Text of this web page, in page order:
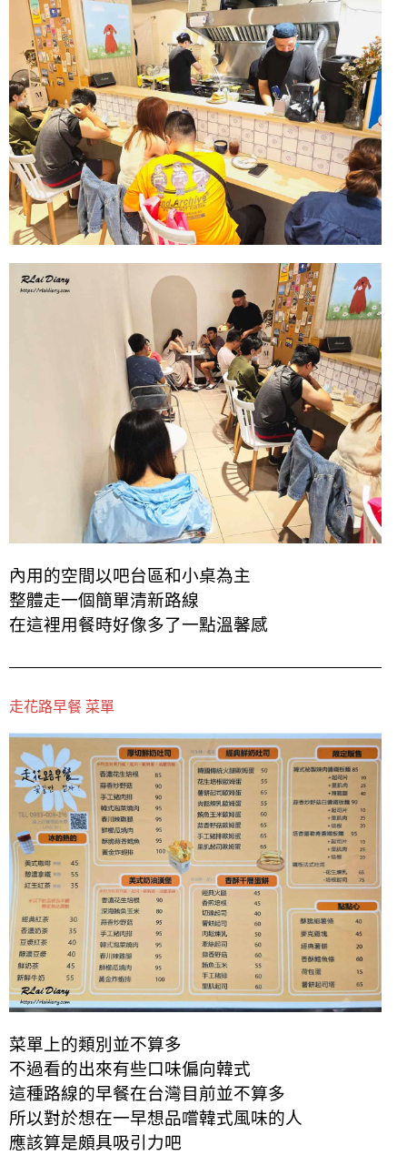
內用的空間以吧台區和小桌為主
整體走一個簡單清新路線
在這裡用餐時好像多了一點溫馨感
走花路早餐 菜單
菜單上的類別並不算多
不過看的出來有些口味偏向韓式
這種路線的早餐在台灣目前並不算多
所以對於想在一早想品嚐韓式風味的人
應該算是頗具吸引力吧